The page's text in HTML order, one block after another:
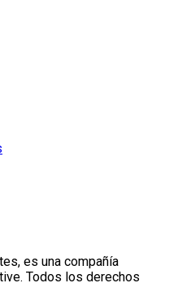
es una compañía
Todos los derechos